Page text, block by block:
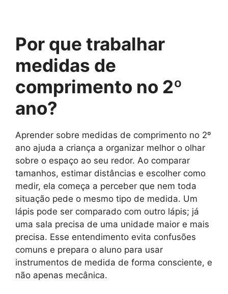
Por que trabalhar
medidas de
comprimento no 2º
ano?
Aprender sobre medidas de comprimento no 2º
ano ajuda a criança a organizar melhor o olhar
sobre o espaço ao seu redor. Ao comparar
tamanhos, estimar distâncias e escolher como
medir, ela começa a perceber que nem toda
situação pede o mesmo tipo de medida. Um
lápis pode ser comparado com outro lápis; já
uma sala precisa de uma unidade maior e mais
precisa. Esse entendimento evita confusões
comuns e prepara o aluno para usar
instrumentos de medida de forma consciente, e
não apenas mecânica.